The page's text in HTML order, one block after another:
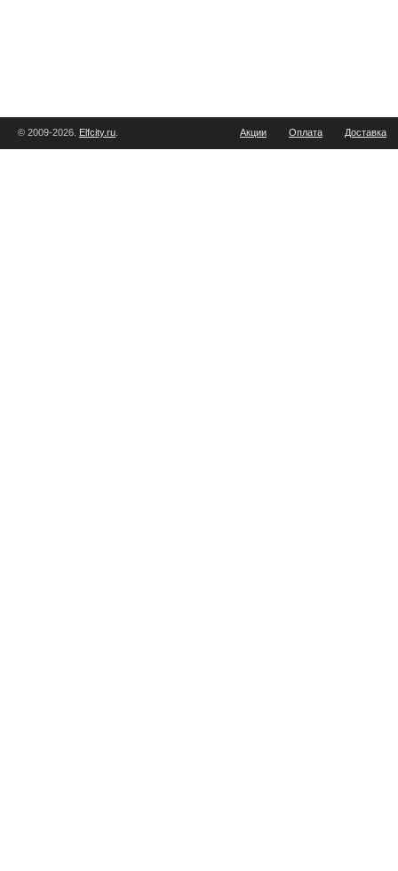
© 2009-2026. Elfcity.ru Акции Оплата Доставка